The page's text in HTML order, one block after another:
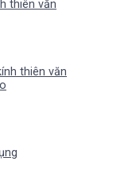
thiên văn
thiên văn